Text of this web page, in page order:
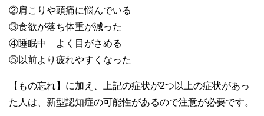
②肩こりや頭痛に悩んでいる
③食欲が落ち体重が減った
④睡眠中 よく目がさめる
⑤以前より疲れやすくなった
【もの忘れ】に加え、上記の症状が2つ以上の症状があっ
た人は、新型認知症の可能性があるので注意が必要です。